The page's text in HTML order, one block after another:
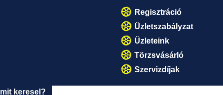
Regisztráció
Üzletszabályzat
Üzleteink
Törzsvásárló
Szervizdíjak
mit keresel?